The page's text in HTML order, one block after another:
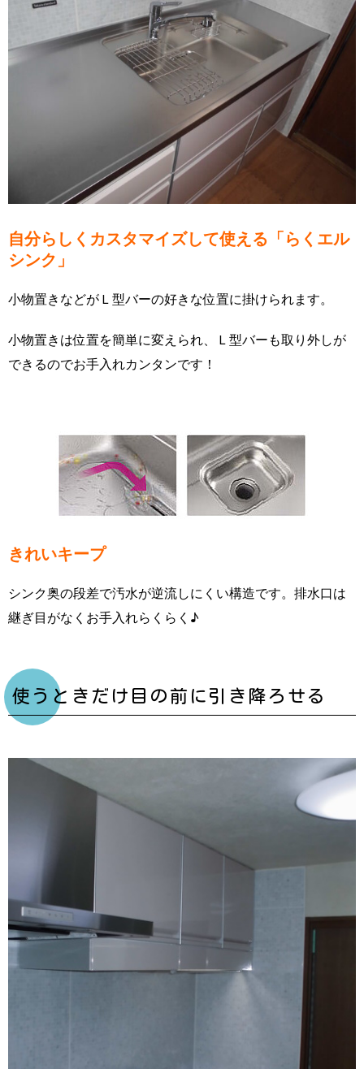
自分らしくカスタマイズして使える「らくエル
シンク」
小物置きなどがＬ型バーの好きな位置に掛けられます。
小物置きは位置を簡単に変えられ、Ｌ型バーも取り外しが
できるのでお手入れカンタンです！
きれいキープ
シンク奥の段差で汚水が逆流しにくい構造です。排水口は
継ぎ目がなくお手入れらくらく♪
使うときだけ目の前に引き降ろせる